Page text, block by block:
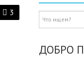
3
ДОБРО